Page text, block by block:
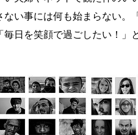
い事には何も始まらない。
日を笑顔で過ごしたい！」